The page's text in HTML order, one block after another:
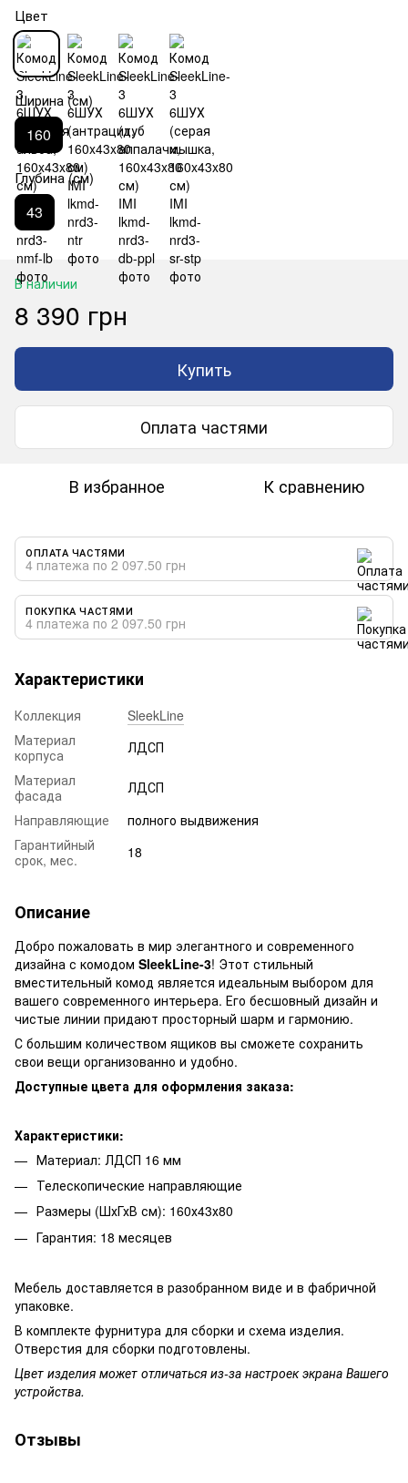
Цвет
Ширина (см)
160
Глубина (см)
43
В наличии
8 390 грн
Купить
Оплата частями
В избранное К сравнению
ОПЛАТА ЧАСТЯМИ
4 платежа по 2 097.50 грн
ПОКУПКА ЧАСТЯМИ
4 платежа по 2 097.50 грн
Характеристики
Коллекция
SleekLine
Материал
корпуса
ЛДСП
Материал
фасада
ЛДСП
Направляющие
полного выдвижения
Гарантийный
срок, мес.
18
Описание
Добро пожаловать в мир элегантного и современного
дизайна с комодом SleekLine-3! Этот стильный
вместительный комод является идеальным выбором для
вашего современного интерьера. Его бесшовный дизайн и
чистые линии придают просторный шарм и гармонию.
С большим количеством ящиков вы сможете сохранить
свои вещи организованно и удобно.
Доступные цвета для оформления заказа:
Характеристики:
Материал: ЛДСП 16 мм
Телескопические направляющие
Размеры (ШхГхВ см): 160х43х80
Гарантия: 18 месяцев
Мебель доставляется в разобранном виде и в фабричной
упаковке.
В комплекте фурнитура для сборки и схема изделия.
Отверстия для сборки подготовлены.
Цвет изделия может отличаться из-за настроек экрана Вашего
устройства.
Отзывы